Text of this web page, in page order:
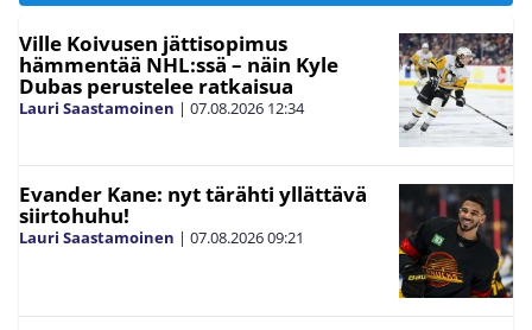
Ville Koivusen jättisopimus
hämmentää NHL:ssä – näin Kyle
Dubas perustelee ratkaisua
Lauri Saastamoinen | 07.08.2026 12:34
Evander Kane: nyt tärähti yllättävä
siirtohuhu!
Lauri Saastamoinen | 07.08.202609:21